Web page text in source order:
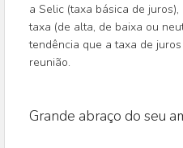
a Selic (taxa básica de
taxa (de alta, de baixa ou
tendência que a taxa de
reunião.
Grande abraço do seu